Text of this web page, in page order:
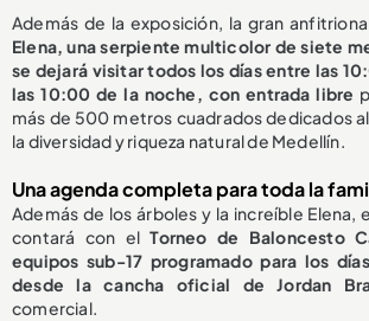
Además de la exposición, la gran
Elena, una serpiente multicolor de siete
se dejará visitar todos los días entre las
las 10:00 de la noche, con entrada libre
más de 500 metros cuadrados dedicados
la diversidad y riqueza natural de Medellín.
Una agenda completa para toda la
Además de los árboles y la increíble Elena,
contará con elTorneo de Baloncesto
equipos sub-17 programado para los
desde la cancha oficial de Jordan
comercial.